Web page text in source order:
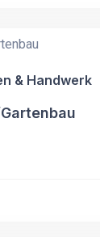
& Handwerk